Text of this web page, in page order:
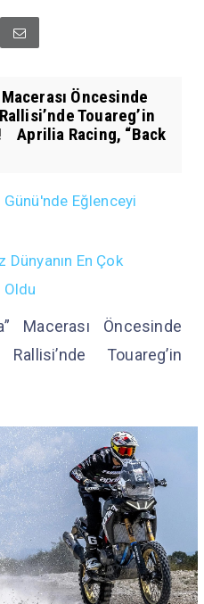
Öncesinde
Touareg’in
Aprilia Racing, “Back
Eğlenceyi
En Çok
Oldu
Macerası Öncesinde
Touareg’in